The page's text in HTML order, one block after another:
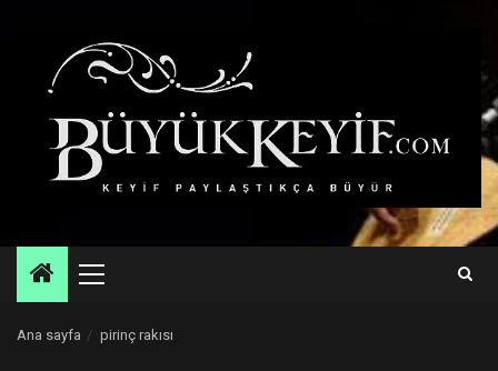
Primary
Ana sayfa pirinç rakısı